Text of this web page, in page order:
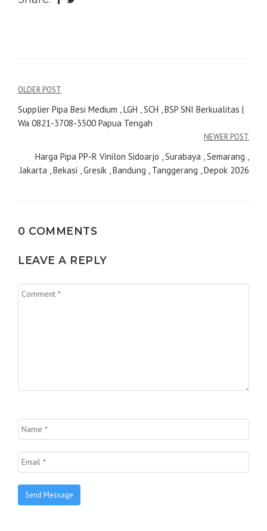
Navigasi
pos
OLDER POST
Supplier Pipa Besi Medium , LGH , SCH , BSP SNI Berkualitas |
Wa 0821-3708-3500 Papua Tengah
NEWER POST
Harga Pipa PP-R Vinilon Sidoarjo , Surabaya , Semarang ,
Jakarta , Bekasi , Gresik , Bandung , Tanggerang , Depok 2026
0 COMMENTS
LEAVE A REPLY